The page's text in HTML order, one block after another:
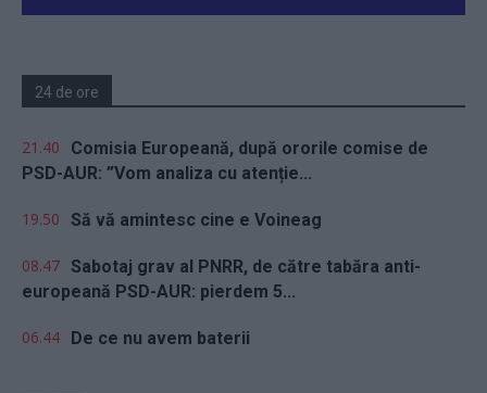
24 de ore
21.40
Comisia Europeană, după ororile comise de
PSD-AUR: ”Vom analiza cu atenție...
19.50 Să vă amintesc cine e Voineag
08.47 Sabotaj grav al PNRR, de către tabăra anti-
europeană PSD-AUR: pierdem 5...
06.44 De ce nu avem baterii